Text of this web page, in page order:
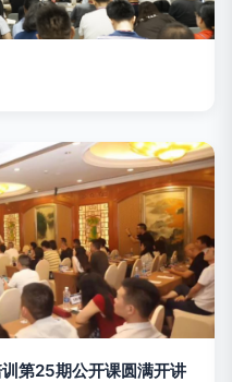
第25期公开课圆满开讲